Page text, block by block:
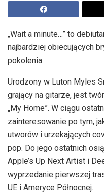
„Wait a minute…” to
najbardziej obiecujących
pokolenia.
Urodzony w Luton Myles
grający na gitarze, jest
„My Home”. W ciągu
zainteresowanie po tym,
utworów i urzekających
pop. Do jego ostatnich
Apple’s Up Next Artist i
wyprzedanie pierwszej
UE i Ameryce Północnej.